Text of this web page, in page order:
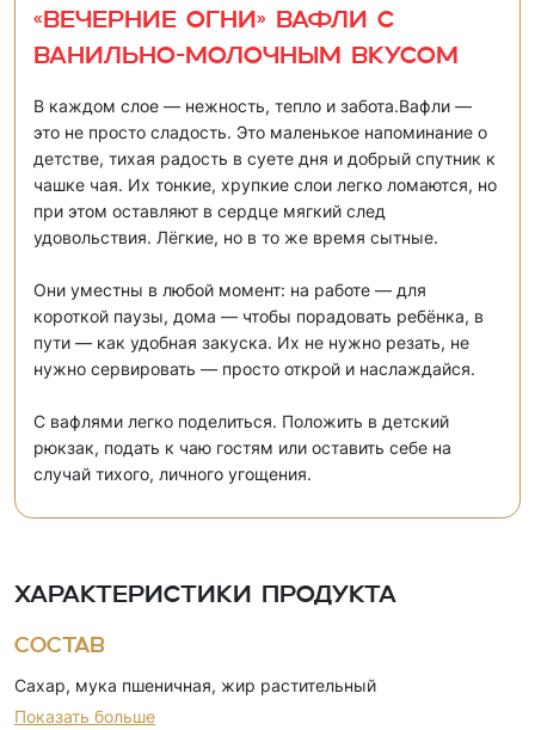
«Вечерние огни» Вафли с
ванильно-молочным вкусом
В каждом слое — нежность, тепло и забота.Вафли —
это не просто сладость. Это маленькое напоминание о
детстве, тихая радость в суете дня и добрый спутник к
чашке чая. Их тонкие, хрупкие слои легко ломаются, но
при этом оставляют в сердце мягкий след
удовольствия. Лёгкие, но в то же время сытные.
Они уместны в любой момент: на работе — для
короткой паузы, дома — чтобы порадовать ребёнка, в
пути — как удобная закуска. Их не нужно резать, не
нужно сервировать — просто открой и наслаждайся.
С вафлями легко поделиться. Положить в детский
рюкзак, подать к чаю гостям или оставить себе на
случай тихого, личного угощения.
Характеристики продукта
Состав
Сахар, мука пшеничная, жир растительный
(рафинированное дезодорированное пальмовое масло,
Показать больше